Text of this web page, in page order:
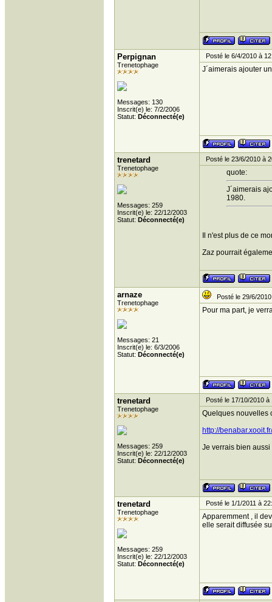
Perpignan
Trenetophage
Messages: 130
Inscrit(e) le: 7/2/2006
Statut: Déconnecté(e)
Posté le 6/4/2010 à
J´aimerais ajouter
trenetard
Trenetophage
Messages: 259
Inscrit(e) le: 22/12/2003
Statut: Déconnecté(e)
Posté le 23/6/2010 à
quote:
J´aimerais
1980.
Il n'est plus de ce
Zaz pourrait
arnaze
Trenetophage
Messages: 21
Inscrit(e) le: 6/3/2006
Statut: Déconnecté(e)
Posté le 29/6/
Pour ma part, je
trenetard
Trenetophage
Messages: 259
Inscrit(e) le: 22/12/2003
Statut: Déconnecté(e)
Posté le 17/10/2010 à
Quelques nouvelles
http://
Je verrais bien
trenetard
Trenetophage
Messages: 259
Inscrit(e) le: 22/12/2003
Statut: Déconnecté(e)
Posté le 1/1/2011 à
Apparemment , il
elle serait diffusée